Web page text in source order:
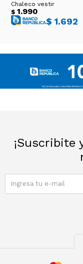
Chaleco vestir
$ 1.990
$ 1.692
¡Suscribite